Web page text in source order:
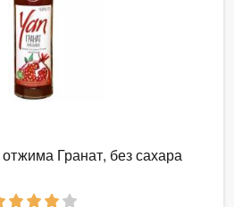
Гранат, без сахара